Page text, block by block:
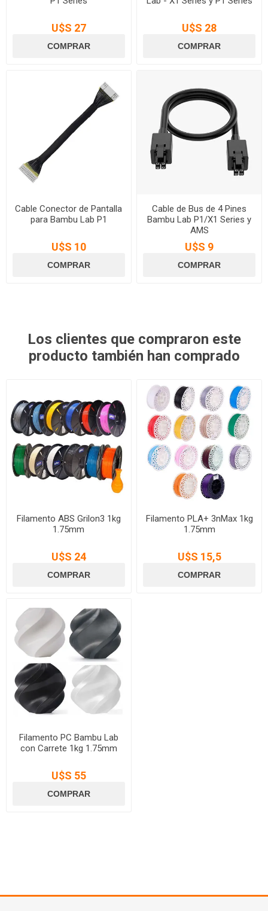
U$S 27 U$S 28
Cable Conector de Pantalla
para Bambu Lab P1
U$S 10
Cable de Bus de 4 Pines
Bambu Lab P1/X1 Series y
AMS
U$S 9
Los clientes que compraron este
producto también han comprado
Filamento ABS Grilon3 1kg
1.75mm
U$S 24
Filamento PLA+ 3nMax 1kg
1.75mm
U$S 15,5
Filamento PC Bambu Lab
con Carrete 1kg 1.75mm
U$S 55